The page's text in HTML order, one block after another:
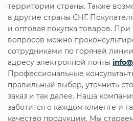
территории страны. Также
в другие страны СНГ.
и оптовая покупка товаров.
вопросов можно
сотрудниками по горячей линии
адресу электронной почты
Профессиональные
правильный выбор, уточнить
заказ и так далее. Наша
заботится о каждом клиенте и
качество продукции. Мы